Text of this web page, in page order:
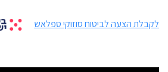
לקבלת הצעה לביטוח סוזוקי ספלאש